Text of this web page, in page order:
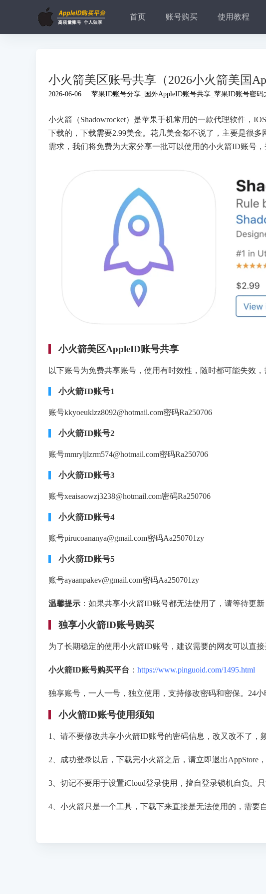
首页 账号购买 使用教程
小火箭美区账号共享（2026小火箭美国
2026-06-06 苹果ID账号分享_国外AppleID账号共享_苹果ID账号密码
小火箭（Shadowrocket）是苹果手机常用的一款代理软件，
下载的，下载需要2.99美金。花几美金都不说了，主要是很
需求，我们将免费为大家分享一批可以使用的小火箭ID账号，
小火箭美区AppleID账号共享
以下账号为免费共享账号，使用有时效性，随时都可能失效，
小火箭ID账号1
账号kkyoeuklzz8092@hotmail.com密码Ra250706
小火箭ID账号2
账号mmryljlzrm574@hotmail.com密码Ra250706
小火箭ID账号3
账号xeaisaowzj3238@hotmail.com密码Ra250706
小火箭ID账号4
账号pirucoananya@gmail.com密码Aa250701zy
小火箭ID账号5
账号ayaanpakev@gmail.com密码Aa250701zy
温馨提示 ：如果共享小火箭ID账号都无法使用了，请等待更
独享小火箭ID账号购买
为了长期稳定的使用小火箭ID账号，建议需要的网友可以直接
小火箭ID账号购买平台 ： https://www.pinguoid.com/1495.html
独享账号，一人一号，独立使用，支持修改密码和密保。24小
小火箭ID账号使用须知
1、请不要修改共享小火箭ID账号的密码信息，改又改不了，
2、成功登录以后，下载完小火箭之后，请立即退出AppStore
3、切记不要用于设置iCloud登录使用，擅自登录锁机自负。只
4、小火箭只是一个工具，下载下来直接是无法使用的，需要